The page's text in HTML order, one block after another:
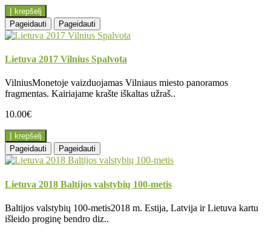
Į krepšelį
Pageidauti
Pageidauti
Lietuva 2017 Vilnius Spalvota
VilniusMonetoje vaizduojamas Vilniaus miesto panoramos
fragmentas. Kairiajame krašte iškaltas užraš..
10.00€
Į krepšelį
Pageidauti
Pageidauti
Lietuva 2018 Baltijos valstybių 100-metis
Baltijos valstybių 100-metis2018 m. Estija, Latvija ir Lietuva kartu
išleido proginę bendro diz..